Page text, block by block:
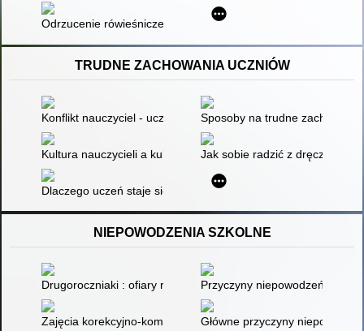
Odrzucenie rówieśnicze w klasie szkolnej
TRUDNE ZACHOWANIA UCZNIÓW
Konflikt nauczyciel - uczeń : uzdrawianie relacji w świetle
Sposoby na trudne
Kultura nauczycieli a kultura uczniów : implikacje
Jak sobie radzić z dręczycielem
Dlaczego uczeń staje się agresywny? : przyczyny i
NIEPOWODZENIA SZKOLNE
Drugoroczniaki : ofiary reformy?Przyczyny niepowodzeń
Zajęcia korekcyjno-kompensacyjne w szkole : poradnik dla
Główne przyczyny